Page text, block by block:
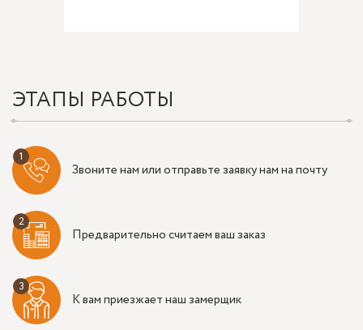
ЭТАПЫ РАБОТЫ
Звоните нам или отправьте заявку нам на почту
Предварительно считаем ваш заказ
К вам приезжает наш замерщик